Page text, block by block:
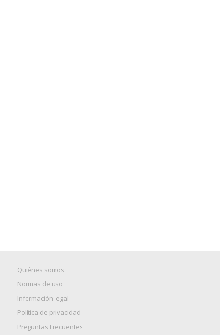
Quiénes somos
Normas de uso
Información legal
Política de privacidad
Preguntas Frecuentes